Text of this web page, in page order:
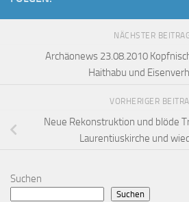
NÄCHSTER
Archäonews 23.08.2010
Haithabu und
VORHERIGER
Neue Rekonstruktion und blöde
Laurentiuskirche und
Suchen
Suchen